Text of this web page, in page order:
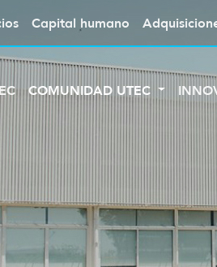
Capital humano
COMUNIDAD UTEC